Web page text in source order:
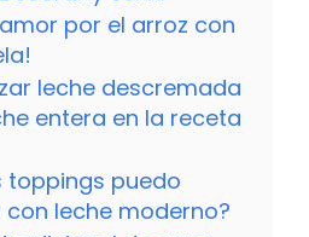
por el arroz con
leche descremada
entera en la receta
toppings puedo
leche moderno?